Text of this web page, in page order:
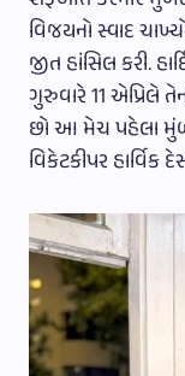
વિજયનો સ્વાદ
જીત હાંસિલ કરી.
ગુરુવારે 11 એપ્રિલે
છો આ મેચ પહેલા
વિકેટકીપર હાર્વિક